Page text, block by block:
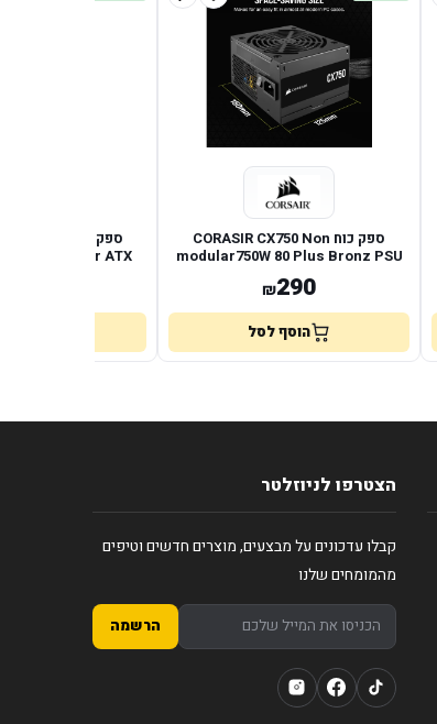
ספק כוח CORASIR CX750 Non
modular750W 80 Plus Bronz PSU
₪290
הוסף לסל
Fully Modular ATX
הצטרפו לניוזלטר
קבלו עדכונים על מבצעים, מוצרים חדשים וטיפים
מהמומחים שלנו
הרשמה